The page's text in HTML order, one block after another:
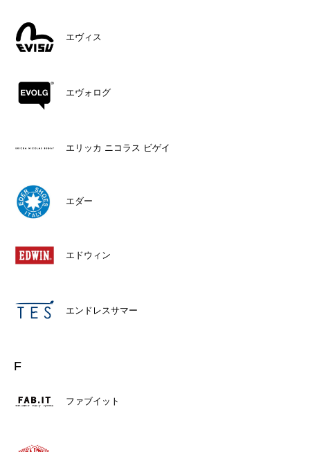
エヴィス
エヴォログ
エリッカ ニコラス ビゲイ
エダー
エドウィン
エンドレスサマー
F
ファブイット